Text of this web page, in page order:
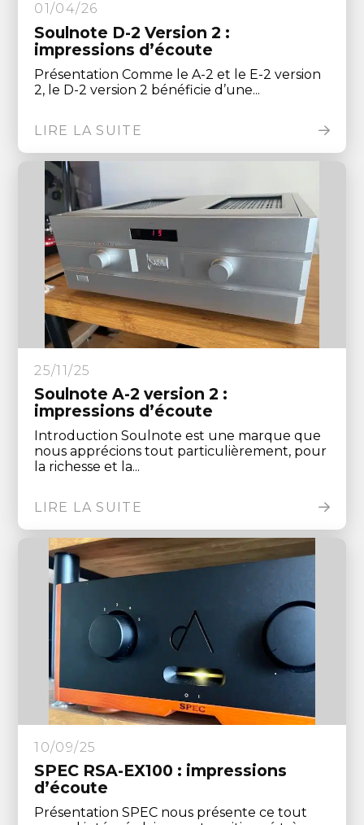
01/04/26
Soulnote D-2 Version 2 :
impressions d’écoute
Présentation Comme le A-2 et le E-2 version
2, le D-2 version 2 bénéficie d’une...
LIRE LA SUITE
25/11/25
Soulnote A-2 version 2 :
impressions d’écoute
Introduction Soulnote est une marque que
nous apprécions tout particulièrement, pour
la richesse et la...
LIRE LA SUITE
10/09/25
SPEC RSA-EX100 : impressions
d’écoute
Présentation SPEC nous présente ce tout